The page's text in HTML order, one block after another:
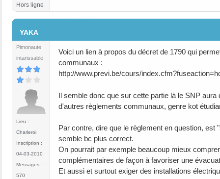
Hors ligne
YAKA
Pimonaute
intarissable
Lieu :
Charleroi
Inscription :
04-03-2010
Messages :
570
Voici un lien à propos du décret de 1790 qui
communaux :
http://www.previ.be/cours/
Il semble donc que sur cette partie là le SNP
d'autres règlements communaux, genre kot
Par contre, dire que le règlement en question,
semble bc plus correct.
On pourrait par exemple beaucoup mieux
complémentaires de façon à favoriser une
Et aussi et surtout exiger des installations